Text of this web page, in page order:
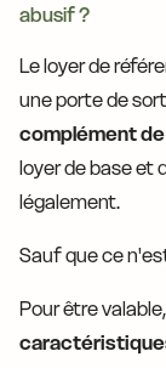
abusif ?
Le loyer de
une porte de
complément
loyer de base et
légalement.
Sauf que ce
Pour être